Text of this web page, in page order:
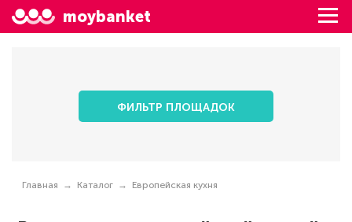
moybanket
ФИЛЬТР ПЛОЩАДОК
Главная Каталог Европейская кухня